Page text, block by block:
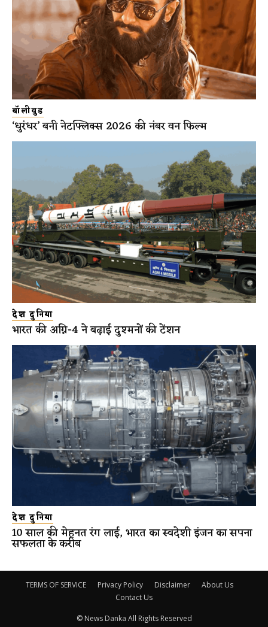
बॉलीवुड
‘धुरंधर’ बनी नेटफ्लिक्स 2026 की नंबर वन फिल्म
देश दुनिया
भारत की अग्नि-4 ने बढ़ाई दुश्मनों की टेंशन
देश दुनिया
10 साल की मेहनत रंग लाई, भारत का स्वदेशी इंजन का सपना
सफलता के करीब
TERMS OF SERVICE Privacy Policy Disclaimer
About Us
Contact Us
© News Danka All Rights Reserved